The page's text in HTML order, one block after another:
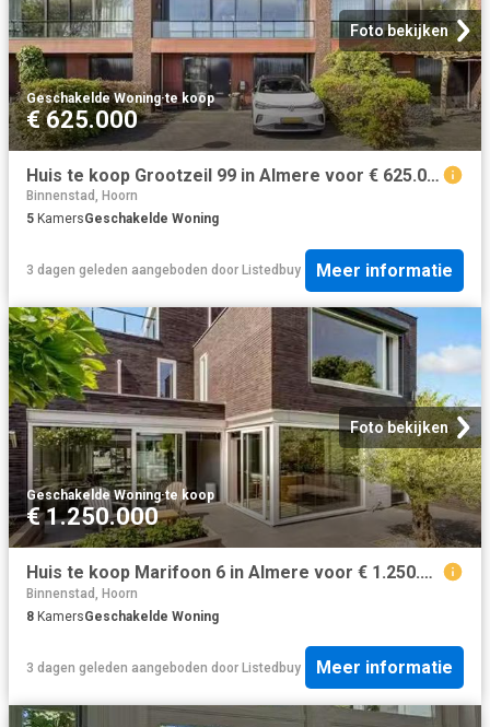
Foto bekijken
Geschakelde Woning·te koop
€ 625.000
Huis te koop Grootzeil 99 in Almere voor € 625.000
Binnenstad, Hoorn
5 KamersGeschakelde Woning
3 dagen geleden aangeboden door Listedbuy Meer informatie
Foto bekijken
Geschakelde Woning·te koop
€ 1.250.000
Huis te koop Marifoon 6 in Almere voor € 1.250.000
Binnenstad, Hoorn
8 KamersGeschakelde Woning
3 dagen geleden aangeboden door Listedbuy Meer informatie